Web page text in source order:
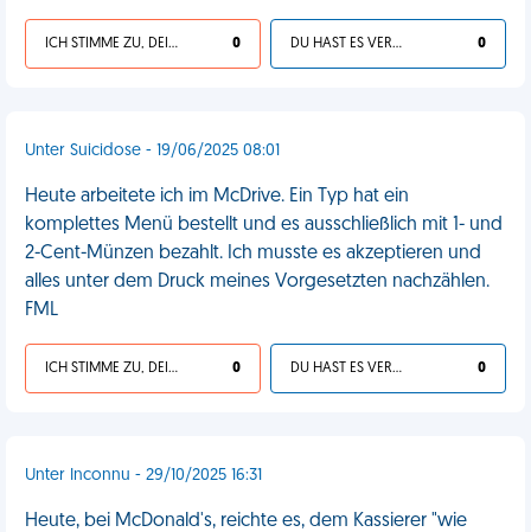
ICH STIMME ZU, DEIN LEBEN IST SCHEISSE 0 DU HAST ES VERDIENT 0
Unter Suicidose - 19/06/2025 08:01
Heute arbeitete ich im McDrive. Ein Typ hat ein
komplettes Menü bestellt und es ausschließlich mit 1- und
2-Cent-Münzen bezahlt. Ich musste es akzeptieren und
alles unter dem Druck meines Vorgesetzten nachzählen.
FML
ICH STIMME ZU, DEIN LEBEN IST SCHEISSE 0 DU HAST ES VERDIENT 0
Unter Inconnu - 29/10/2025 16:31
Heute, bei McDonald's, reichte es, dem Kassierer "wie